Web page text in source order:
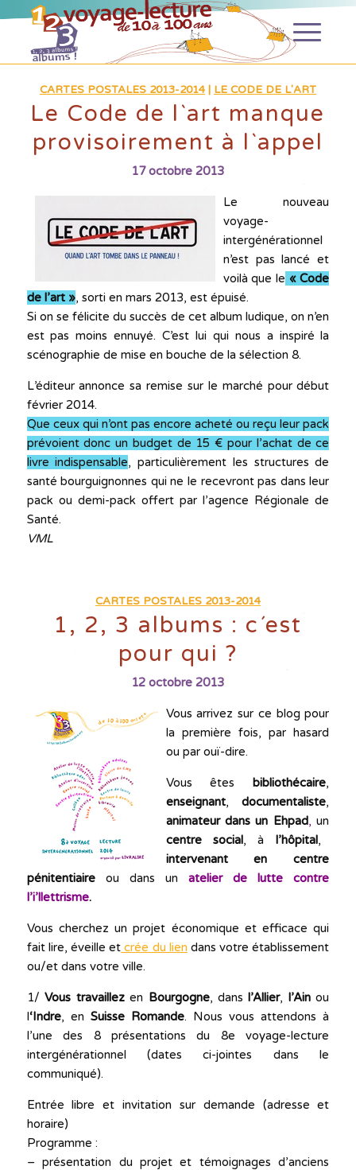
CARTES POSTALES 2013-2014| LE CODE DE L'ART
Le Code de l`art manque
provisoirement à l`appel
17 octobre 2013
Le nouveau
voyage-
intergénérationnel
n’est pas lancé et
voilà que le « Code
de l’art », sorti en mars 2013, est épuisé.
Si on se félicite du succès de cet album ludique, on n’en
est pas moins ennuyé. C’est lui qui nous a inspiré la
scénographie de mise en bouche de la sélection 8.
L’éditeur annonce sa remise sur le marché pour début
février 2014.
Que ceux qui n’ont pas encore acheté ou reçu leur pack
prévoient donc un budget de 15 € pour l’achat de ce
livre indispensable, particulièrement les structures de
santé bourguignonnes qui ne le recevront pas dans leur
pack ou demi-pack offert par l’agence Régionale de
Santé.
VML
CARTES POSTALES 2013-2014
1, 2, 3 albums : c´est
pour qui ?
12 octobre 2013
Vous arrivez sur ce blog pour
la première fois, par hasard
ou par ouï-dire.
Vous êtesbibliothécaire,
enseignant,documentaliste,
animateur dans un Ehpad, un
centre social, à l’hôpital,
intervenant en centre
pénitentiaireou dans un atelier de lutte contre
l’i’llettrisme.
Vous cherchez un projet économique et efficace qui
fait lire, éveille et crée du lien dans votre établissement
ou/et dans votre ville.
1/Vous travaillezen Bourgogne, dansl’Allier, l’Ainou
l‘Indre, en Suisse Romande. Nous vous attendons à
l’une des 8 présentations du 8e voyage-lecture
intergénérationnel (dates ci-jointes dans le
communiqué).
Entrée libre et invitation sur demande (adresse et
horaire)
Programme :
– présentation du projet et témoignages d’anciens